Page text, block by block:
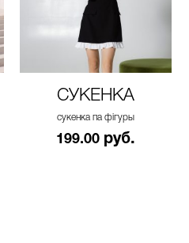
СУКЕНКА
сукенка па фігуры
199.00 руб.